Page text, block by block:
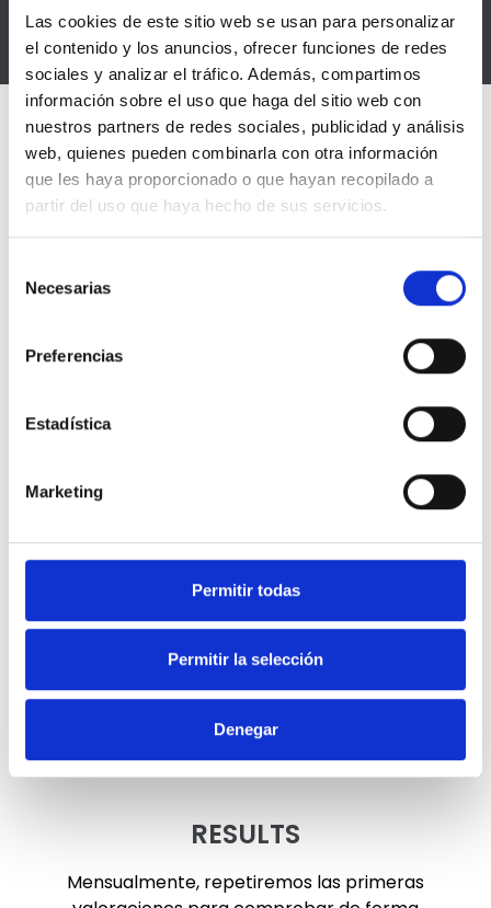
Las cookies de este sitio web se usan para personalizar
el contenido y los anuncios, ofrecer funciones de redes
sociales y analizar el tráfico. Además, compartimos
información sobre el uso que haga del sitio web con
nuestros partners de redes sociales, publicidad y análisis
web, quienes pueden combinarla con otra información
que les haya proporcionado o que hayan recopilado a
partir del uso que haya hecho de sus servicios.
Necesarias
Preferencias
Estadística
Marketing
Permitir todas
Permitir la selección
Denegar
INITIAL ASSESSMENT
Antes de empezar realizaremos una
primera valoración, donde estudiaremos
en detalle tu situación actual y tus
composición corporal y tus capacidades
físicas básicas para diseñar el programa
TRAINING
According to the results of the first
assessment, we design a personalized
training plan tailored to your needs
and goals, with a thorough follow-up to
ensure your progress day by day.
RESULTS
Mensualmente, repetiremos las primeras